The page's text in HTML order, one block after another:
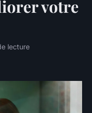
votre
lecture